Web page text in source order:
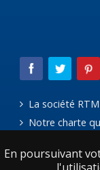
En poursuivant
La société RTM
Notre charte
Mentions